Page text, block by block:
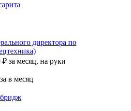
директора по
₽ за месяц, на руки
в месяц